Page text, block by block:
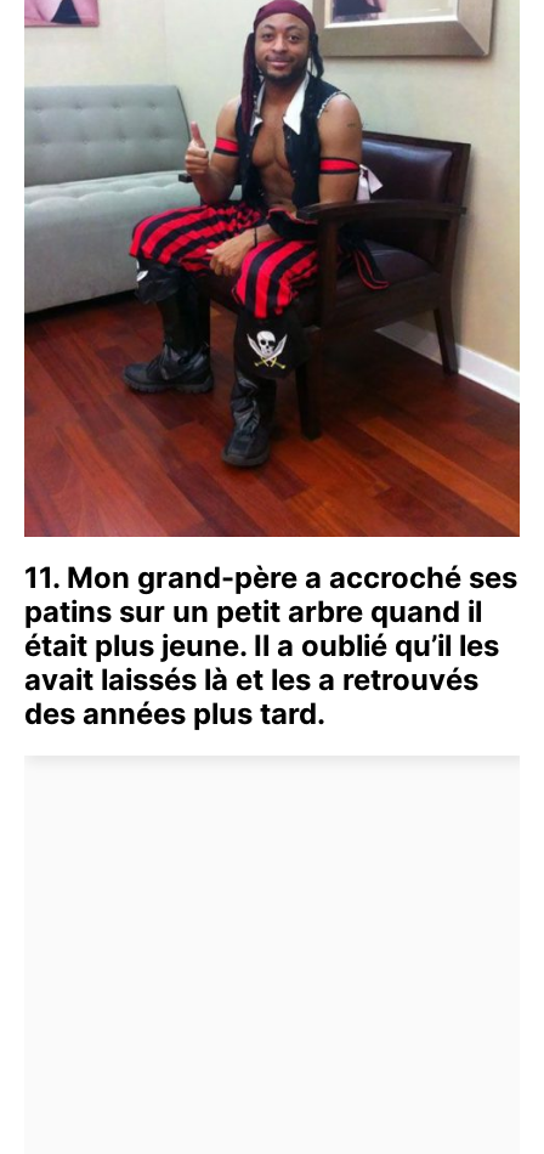
11. Mon grand-père a accroché ses
patins sur un petit arbre quand il
était plus jeune. Il a oublié qu’il les
avait laissés là et les a retrouvés
des années plus tard.